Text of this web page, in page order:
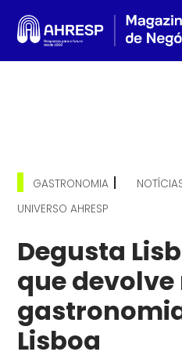
GASTRONOMIA |
UNIVERSO AHRESP
Degusta
que devolve
Lisboa